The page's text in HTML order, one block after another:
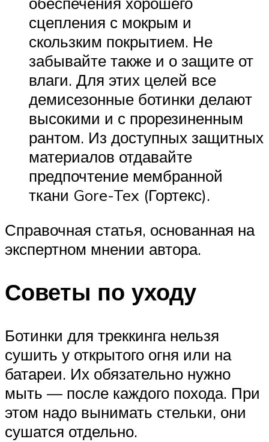
сцепления с мокрым и
скользким покрытием. Не
забывайте также и о защите от
влаги. Для этих целей все
демисезонные ботинки делают
высокими и с прорезиненным
рантом. Из доступных защитных
материалов отдавайте
предпочтение мембранной
ткани Gore-Tex (Гортекс).
Справочная статья, основанная на
экспертном мнении автора.
Советы по уходу
Ботинки для треккинга нельзя
сушить у открытого огня или на
батареи. Их обязательно нужно
мыть — после каждого похода. При
этом надо вынимать стельки, они
сушатся отдельно.